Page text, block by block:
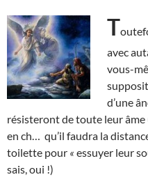
T
avec
vous-
d’une
résisteront de toute leur
en ch… qu’il faudra la
toilette pour « essuyer leur
sais, oui !)